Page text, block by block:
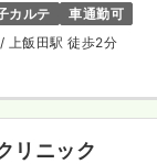
カルテ
車通勤可
/ 上飯田駅 徒歩2分
リニック